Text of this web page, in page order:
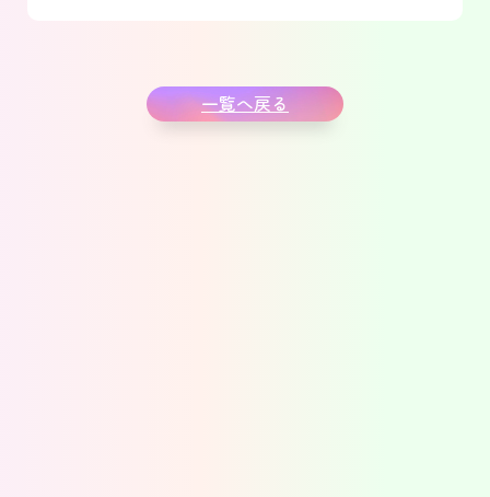
一覧へ戻る